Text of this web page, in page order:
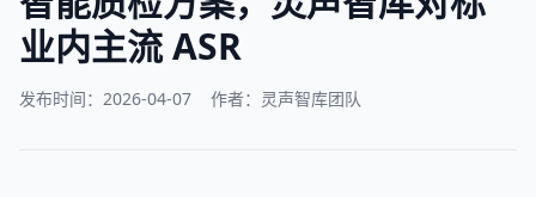
业内主流 ASR
发布时间： 2026-04-07 作者：灵声智库团队